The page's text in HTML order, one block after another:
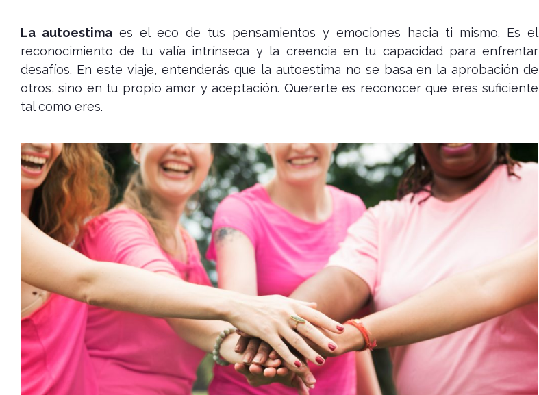
La autoestima es el eco de tus pensamientos y emociones hacia ti mismo. Es el
reconocimiento de tu valía intrínseca y la creencia en tu capacidad para enfrentar
desafíos. En este viaje, entenderás que la autoestima no se basa en la aprobación de
otros, sino en tu propio amor y aceptación. Quererte es reconocer que eres suficiente
tal como eres.